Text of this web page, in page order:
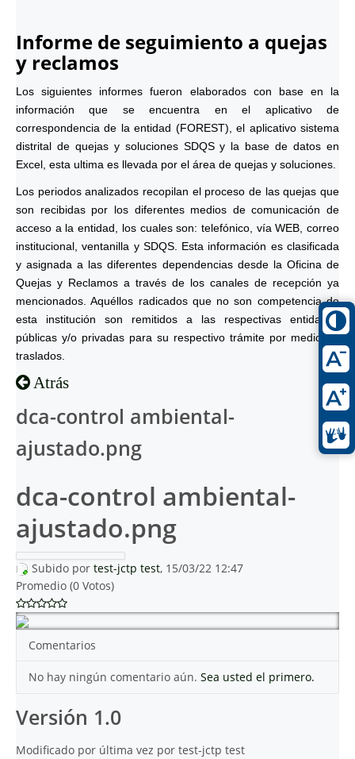
Informe de seguimiento a quejas
y reclamos
Los siguientes informes fueron elaborados con base en la
información que se encuentra en el aplicativo de
correspondencia de la entidad (FOREST), el aplicativo sistema
distrital de quejas y soluciones SDQS y la base de datos en
Excel, esta ultima es llevada por el área de quejas y soluciones.
Los periodos analizados recopilan el proceso de las quejas que
son recibidas por los diferentes medios de comunicación de
acceso a la entidad, los cuales son: telefónico, vía WEB, correo
institucional, ventanilla y SDQS. Esta información es clasificada
y asignada a las diferentes dependencias desde la Oficina de
Quejas y Reclamos a través de los canales de recepción ya
mencionados. Aquéllos radicados que no son competencia de
esta institución son remitidos a las respectivas entidades
públicas y/o privadas para su respectivo trámite por medio de
traslados.
Atrás
dca-control ambiental-
ajustado.png
dca-control ambiental-
ajustado.png
Subido por test-jctp test, 15/03/22 12:47
Promedio (0 Votos)
Comentarios
No hay ningún comentario aún. Sea usted el primero.
Versión 1.0
Modificado por última vez por test-jctp test